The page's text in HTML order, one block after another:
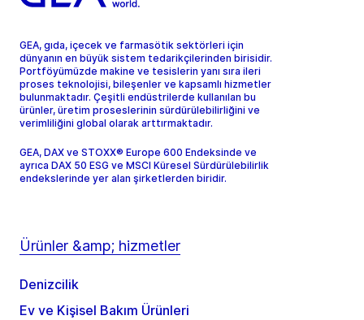
GEA, gıda, içecek ve farmasötik sektörleri için
dünyanın en büyük sistem tedarikçilerinden birisidir.
Portföyümüzde makine ve tesislerin yanı sıra ileri
proses teknolojisi, bileşenler ve kapsamlı hizmetler
bulunmaktadır. Çeşitli endüstrilerde kullanılan bu
ürünler, üretim proseslerinin sürdürülebilirliğini ve
verimliliğini global olarak arttırmaktadır.
GEA, DAX ve STOXX® Europe 600 Endeksinde ve
ayrıca DAX 50 ESG ve MSCI Küresel Sürdürülebilirlik
endekslerinde yer alan şirketlerden biridir.
Ürünler &amp; hizmetler
Denizcilik
Ev ve Kişisel Bakım Ürünleri